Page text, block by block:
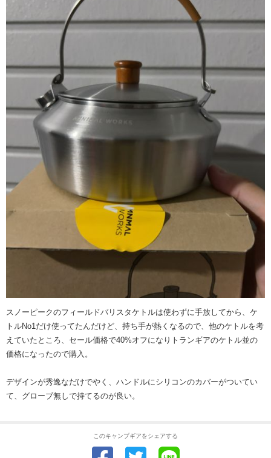
スノーピークのフィールドバリスタケトルは使わずに手放してから、ケ
トルNo1だけ使ってたんだけど、持ち手が熱くなるので、他のケトルを考
えていたところ、セール価格で40%オフになりトランギアのケトル並の
価格になったので購入。
デザインが秀逸なだけでやく、ハンドルにシリコンのカバーがついてい
て、グローブ無しで持てるのが良い。
このキャンプギアをシェアする